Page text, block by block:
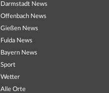
Darmstadt News
Offenbach News
Gießen News
Fulda News
Bayern News
Sport
Wetter
Alle Orte